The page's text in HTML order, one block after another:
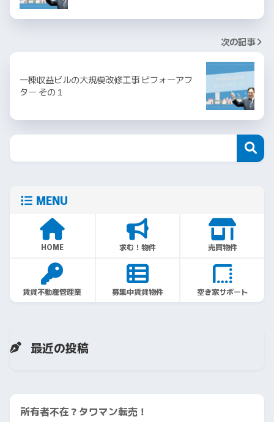
次の記事
一棟収益ビルの大規模改修工事 ビフォーアフ
ター その１
MENU
HOME 求む！物件 売買物件
賃貸不動産管理業 募集中賃貸物件 空き家サポート
最近の投稿
所有者不在？タワマン転売！